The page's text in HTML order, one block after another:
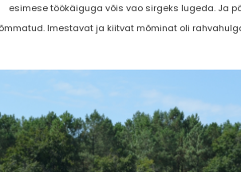
esimese töökäiguga võis vao sirgeks lugeda. Ja
Imestavat ja kiitvat mõminat oli